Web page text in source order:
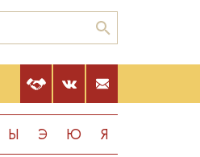
Ы Э Ю Я